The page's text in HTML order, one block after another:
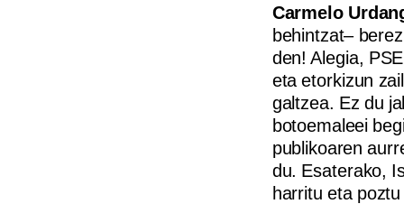
Carmelo
behintzat–
den! Alegia,
eta etorkizun
galtzea. Ez du
botoemaleei
publikoaren
du. Esaterako,
harritu eta